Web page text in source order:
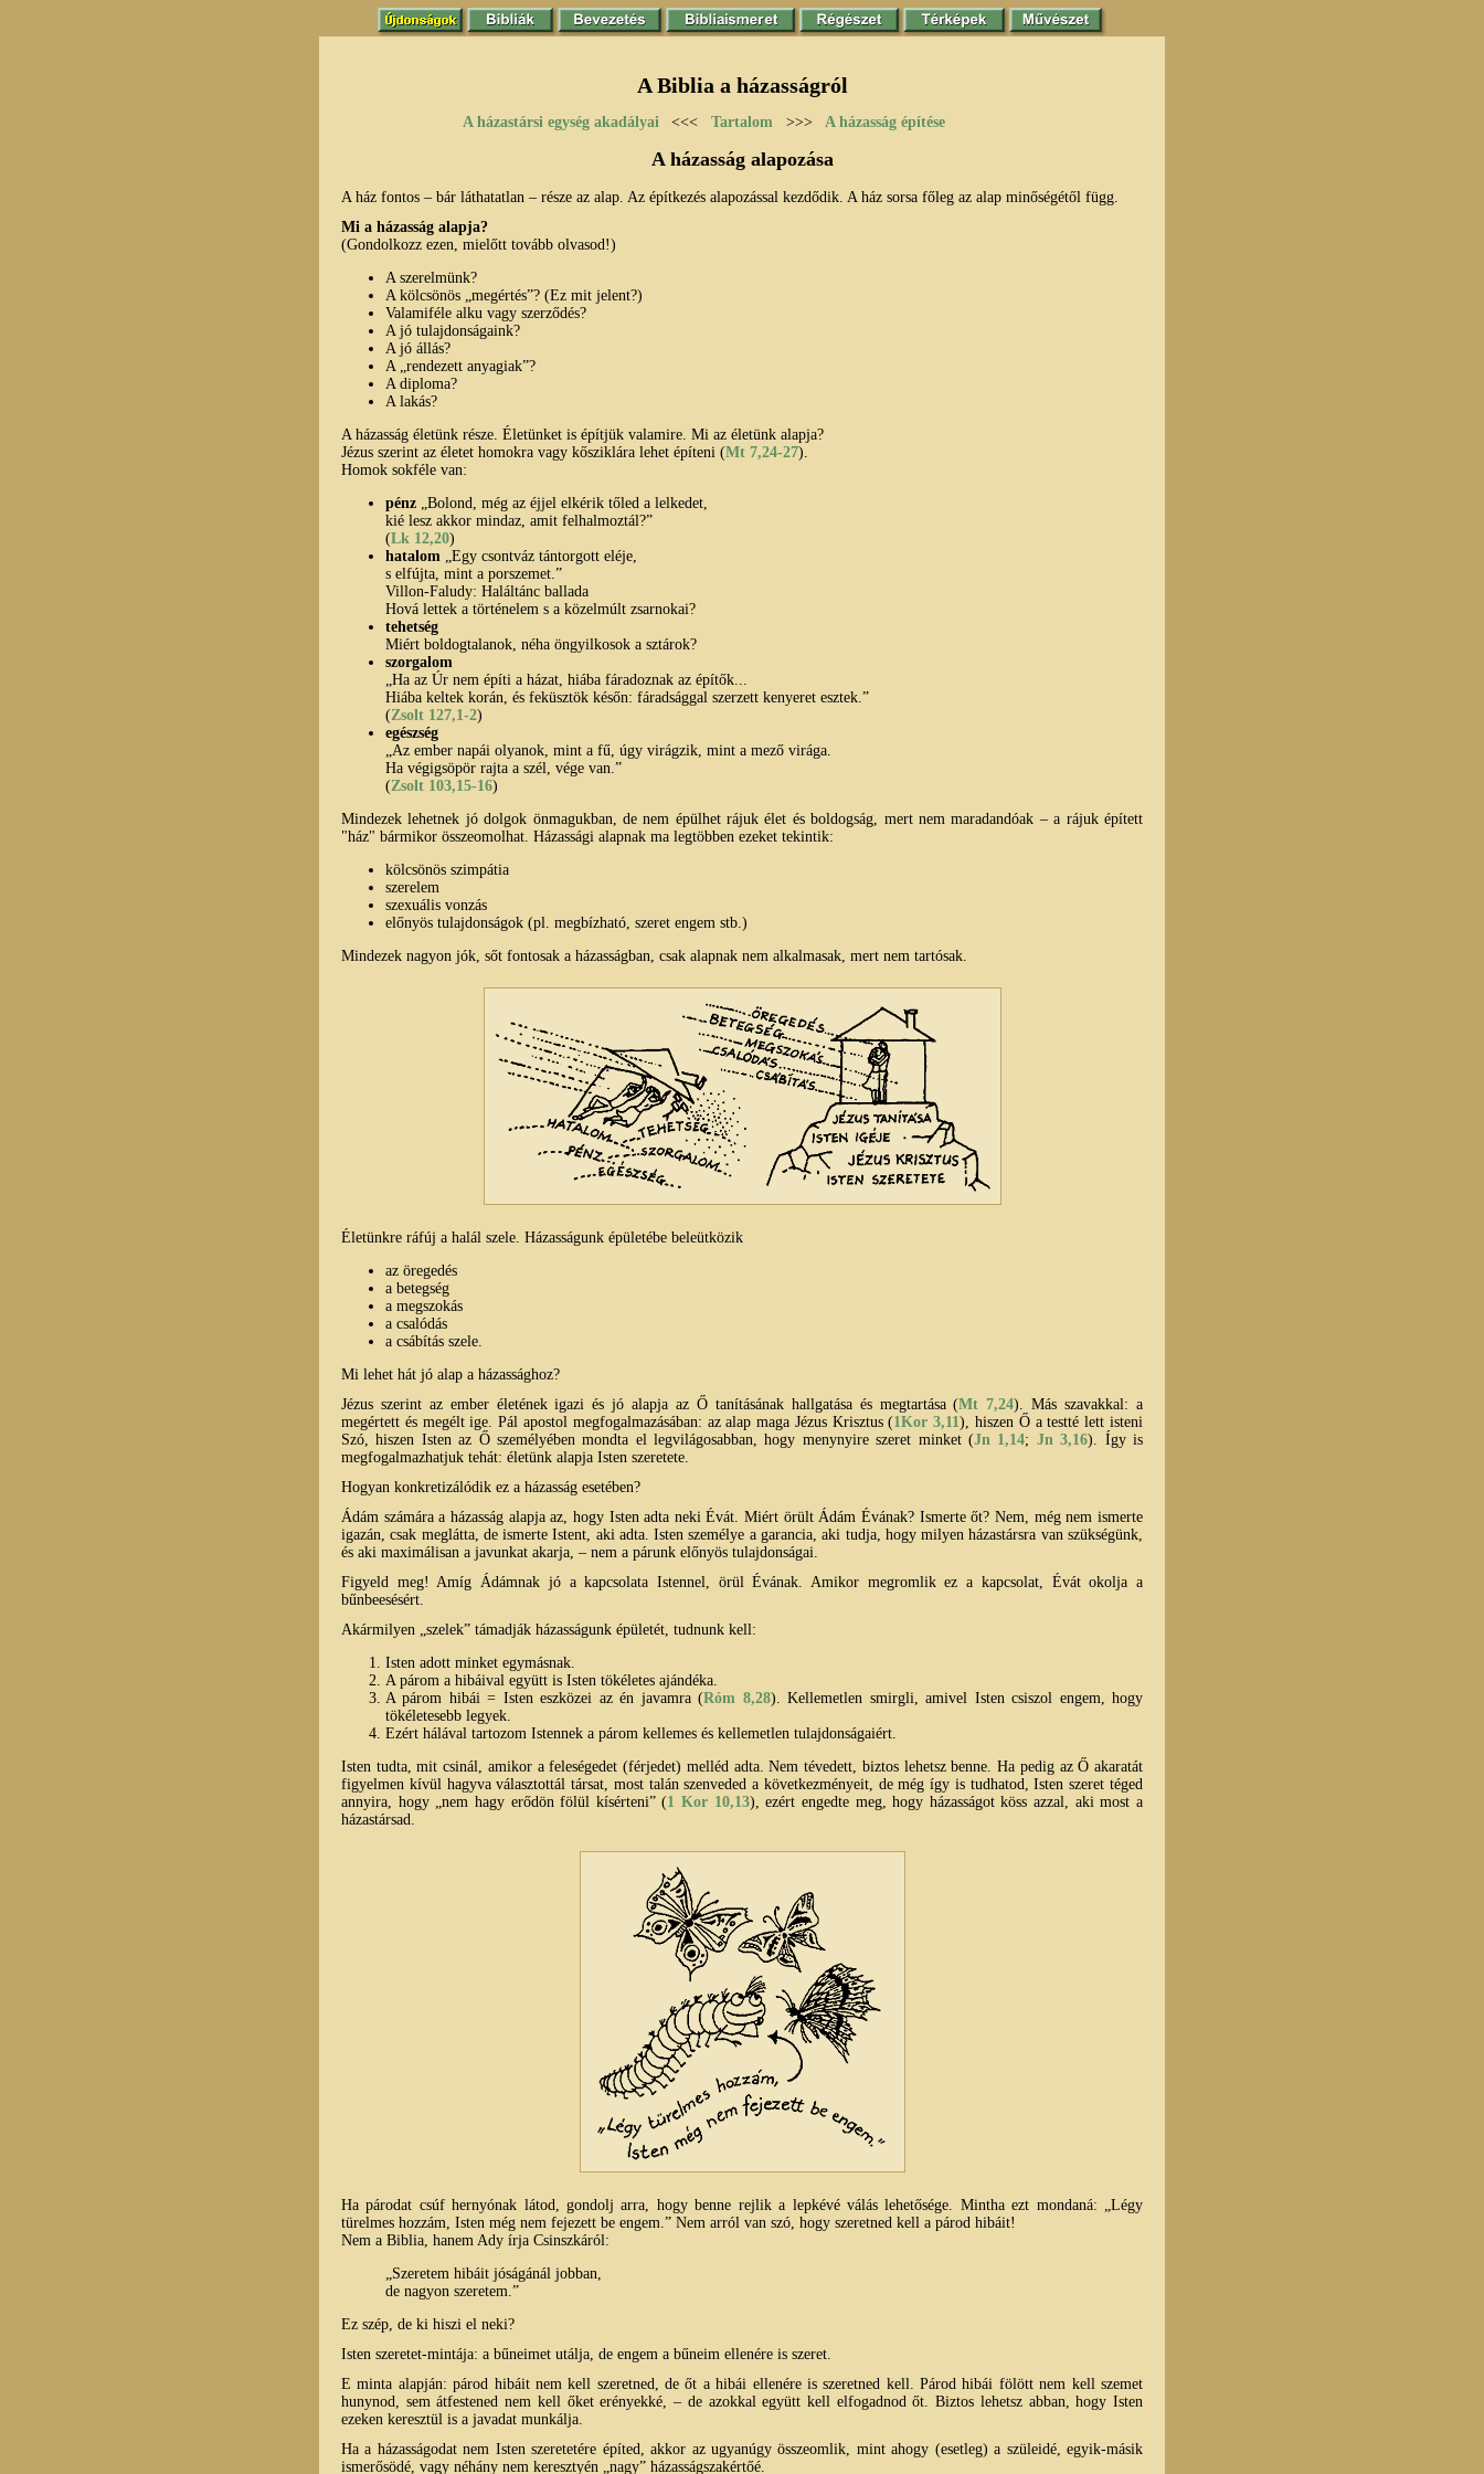
A Biblia a házasságról
A házastársi egység akadályai <<< Tartalom >>> A házasság építése
A házasság alapozása
A ház fontos – bár láthatatlan – része az alap. Az építkezés alapozással kezdődik. A ház sorsa főleg az alap minőségétől függ.
Mi a házasság alapja?
(Gondolkozz ezen, mielőtt tovább olvasod!)
A szerelmünk?
A kölcsönös „megértés”? (Ez mit jelent?)
Valamiféle alku vagy szerződés?
A jó tulajdonságaink?
A jó állás?
A „rendezett anyagiak”?
A diploma?
A lakás?
A házasság életünk része. Életünket is építjük valamire. Mi az életünk alapja?
Jézus szerint az életet homokra vagy kősziklára lehet építeni (Mt 7,24-27).
Homok sokféle van:
pénz „Bolond, még az éjjel elkérik tőled a lelkedet,
kié lesz akkor mindaz, amit felhalmoztál?”
(Lk 12,20)
hatalom „Egy csontváz tántorgott eléje,
s elfújta, mint a porszemet.”
Villon-Faludy: Haláltánc ballada
Hová lettek a történelem s a közelmúlt zsarnokai?
tehetség
Miért boldogtalanok, néha öngyilkosok a sztárok?
szorgalom
„Ha az Úr nem építi a házat, hiába fáradoznak az építők...
Hiába keltek korán, és feküsztök későn: fáradsággal szerzett kenyeret esztek.”
(Zsolt 127,1-2)
egészség
„Az ember napái olyanok, mint a fű, úgy virágzik, mint a mező virága.
Ha végigsöpör rajta a szél, vége van.”
(Zsolt 103,15-16)
Mindezek lehetnek jó dolgok önmagukban, de nem épülhet rájuk élet és boldogság, mert nem maradandóak – a rájuk épített
"ház" bármikor összeomolhat. Házassági alapnak ma legtöbben ezeket tekintik:
kölcsönös szimpátia
szerelem
szexuális vonzás
előnyös tulajdonságok (pl. megbízható, szeret engem stb.)
Mindezek nagyon jók, sőt fontosak a házasságban, csak alapnak nem alkalmasak, mert nem tartósak.
Életünkre ráfúj a halál szele. Házasságunk épületébe beleütközik
az öregedés
a betegség
a megszokás
a csalódás
a csábítás szele.
Mi lehet hát jó alap a házassághoz?
Jézus szerint az ember életének igazi és jó alapja az Ő tanításának hallgatása és megtartása (Mt 7,24). Más szavakkal: a
megértett és megélt ige. Pál apostol megfogalmazásában: az alap maga Jézus Krisztus (1Kor 3,11), hiszen Ő a testté lett isteni
Szó, hiszen Isten az Ő személyében mondta el legvilágosabban, hogy menynyire szeret minket (Jn 1,14; Jn 3,16). Így is
megfogalmazhatjuk tehát: életünk alapja Isten szeretete.
Hogyan konkretizálódik ez a házasság esetében?
Ádám számára a házasság alapja az, hogy Isten adta neki Évát. Miért örült Ádám Évának? Ismerte őt? Nem, még nem ismerte
igazán, csak meglátta, de ismerte Istent, aki adta. Isten személye a garancia, aki tudja, hogy milyen házastársra van szükségünk,
és aki maximálisan a javunkat akarja, – nem a párunk előnyös tulajdonságai.
Figyeld meg! Amíg Ádámnak jó a kapcsolata Istennel, örül Évának. Amikor megromlik ez a kapcsolat, Évát okolja a
bűnbeesésért.
Akármilyen „szelek” támadják házasságunk épületét, tudnunk kell:
Isten adott minket egymásnak.
A párom a hibáival együtt is Isten tökéletes ajándéka.
A párom hibái = Isten eszközei az én javamra (Róm 8,28). Kellemetlen smirgli, amivel Isten csiszol engem, hogy
tökéletesebb legyek.
Ezért hálával tartozom Istennek a párom kellemes és kellemetlen tulajdonságaiért.
Isten tudta, mit csinál, amikor a feleségedet (férjedet) melléd adta. Nem tévedett, biztos lehetsz benne. Ha pedig az Ő akaratát
figyelmen kívül hagyva választottál társat, most talán szenveded a következményeit, de még így is tudhatod, Isten szeret téged
annyira, hogy „nem hagy erődön fölül kísérteni” (1 Kor 10,13), ezért engedte meg, hogy házasságot köss azzal, aki most a
házastársad.
Ha párodat csúf hernyónak látod, gondolj arra, hogy benne rejlik a lepkévé válás lehetősége. Mintha ezt mondaná: „Légy
türelmes hozzám, Isten még nem fejezett be engem.” Nem arról van szó, hogy szeretned kell a párod hibáit!
Nem a Biblia, hanem Ady írja Csinszkáról:
„Szeretem hibáit jóságánál jobban,
de nagyon szeretem.”
Ez szép, de ki hiszi el neki?
Isten szeretet-mintája: a bűneimet utálja, de engem a bűneim ellenére is szeret.
E minta alapján: párod hibáit nem kell szeretned, de őt a hibái ellenére is szeretned kell. Párod hibái fölött nem kell szemet
hunynod, sem átfestened nem kell őket erényekké, – de azokkal együtt kell elfogadnod őt. Biztos lehetsz abban, hogy Isten
ezeken keresztül is a javadat munkálja.
Ha a házasságodat nem Isten szeretetére építed, akkor az ugyanúgy összeomlik, mint ahogy (esetleg) a szüleidé, egyik-másik
ismerősödé, vagy néhány nem keresztyén „nagy” házasságszakértőé.